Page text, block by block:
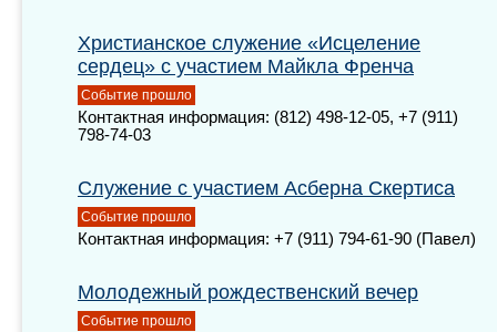
Христианское служение «Исцеление
сердец» с участием Майкла Френча
Событие прошло
Контактная информация: (812) 498-12-05, +7 (911)
798-74-03
Служение с участием Асберна Скертиса
Событие прошло
Контактная информация: +7 (911) 794-61-90 (Павел)
Молодежный рождественский вечер
Событие прошло